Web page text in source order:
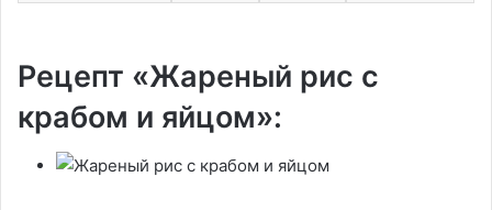
Рецепт «Жареный рис с
крабом и яйцом»: